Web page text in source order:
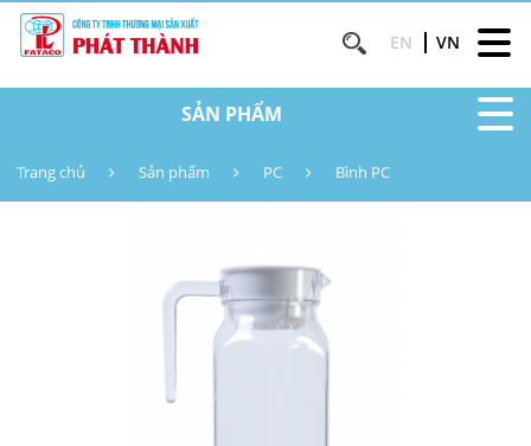
EN VN
SẢN PHẨM
Trang chủ Sản phẩm PC Bình PC